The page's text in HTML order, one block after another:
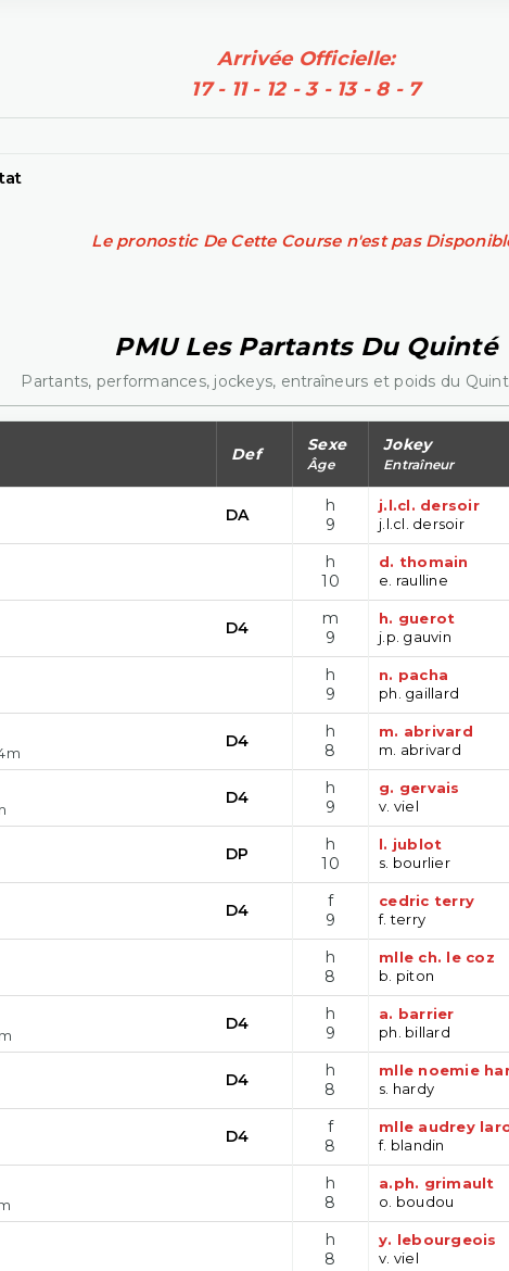
Arrivée Officielle:
17 - 11 - 12 - 3 - 13 - 8 - 7
Le pronostic De Cette Course n'est pas
PMU Les Partants Du Quinté
Partants, performances, jockeys, entraîneurs et poids du
Def Sexe
Âge
Jokey
Entraîneur
DA
h
9
j.l.cl. dersoir
j.l.cl. dersoir
h
10
d. thomain
e. raulline
D4
m
9
h. guerot
j.p. gauvin
h
9
n. pacha
ph. gaillard
D4
h
8
m. abrivard
m. abrivard
D4
h
9
g. gervais
v. viel
DP
h
10
l. jublot
s. bourlier
D4
f
9
cedric terry
f. terry
h
8
mlle ch. le coz
b. piton
D4
h
9
a. barrier
ph. billard
D4
h
8
mlle noemie
s. hardy
D4
f
8
mlle audrey
f. blandin
h
8
a.ph. grimault
o. boudou
h
8
y. lebourgeois
v. viel